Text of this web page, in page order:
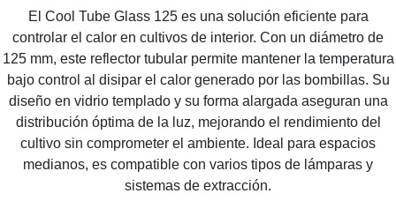
El Cool Tube Glass 125 es una solución eficiente para
controlar el calor en cultivos de interior. Con un diámetro de
125 mm, este reflector tubular permite mantener la temperatura
bajo control al disipar el calor generado por las bombillas. Su
diseño en vidrio templado y su forma alargada aseguran una
distribución óptima de la luz, mejorando el rendimiento del
cultivo sin comprometer el ambiente. Ideal para espacios
medianos, es compatible con varios tipos de lámparas y
sistemas de extracción.